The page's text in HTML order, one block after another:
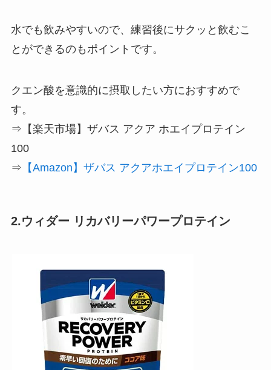
水でも飲みやすいので、練習後にサクッと飲むこ
とができるのもポイントです。
クエン酸を意識的に摂取したい方におすすめで
す。
⇒【楽天市場】ザバス アクア ホエイプロテイン
100
⇒ 【Amazon】ザバス アクアホエイプロテイン100
2.ウィダー リカバリーパワープロテイン